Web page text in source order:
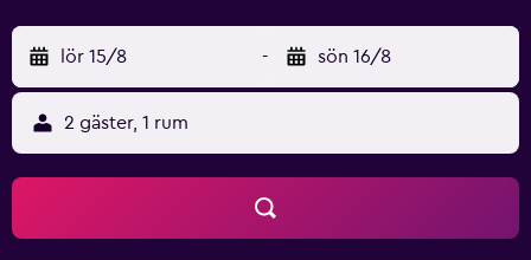
lör 15/8 - sön 16/8
2 gäster, 1 rum